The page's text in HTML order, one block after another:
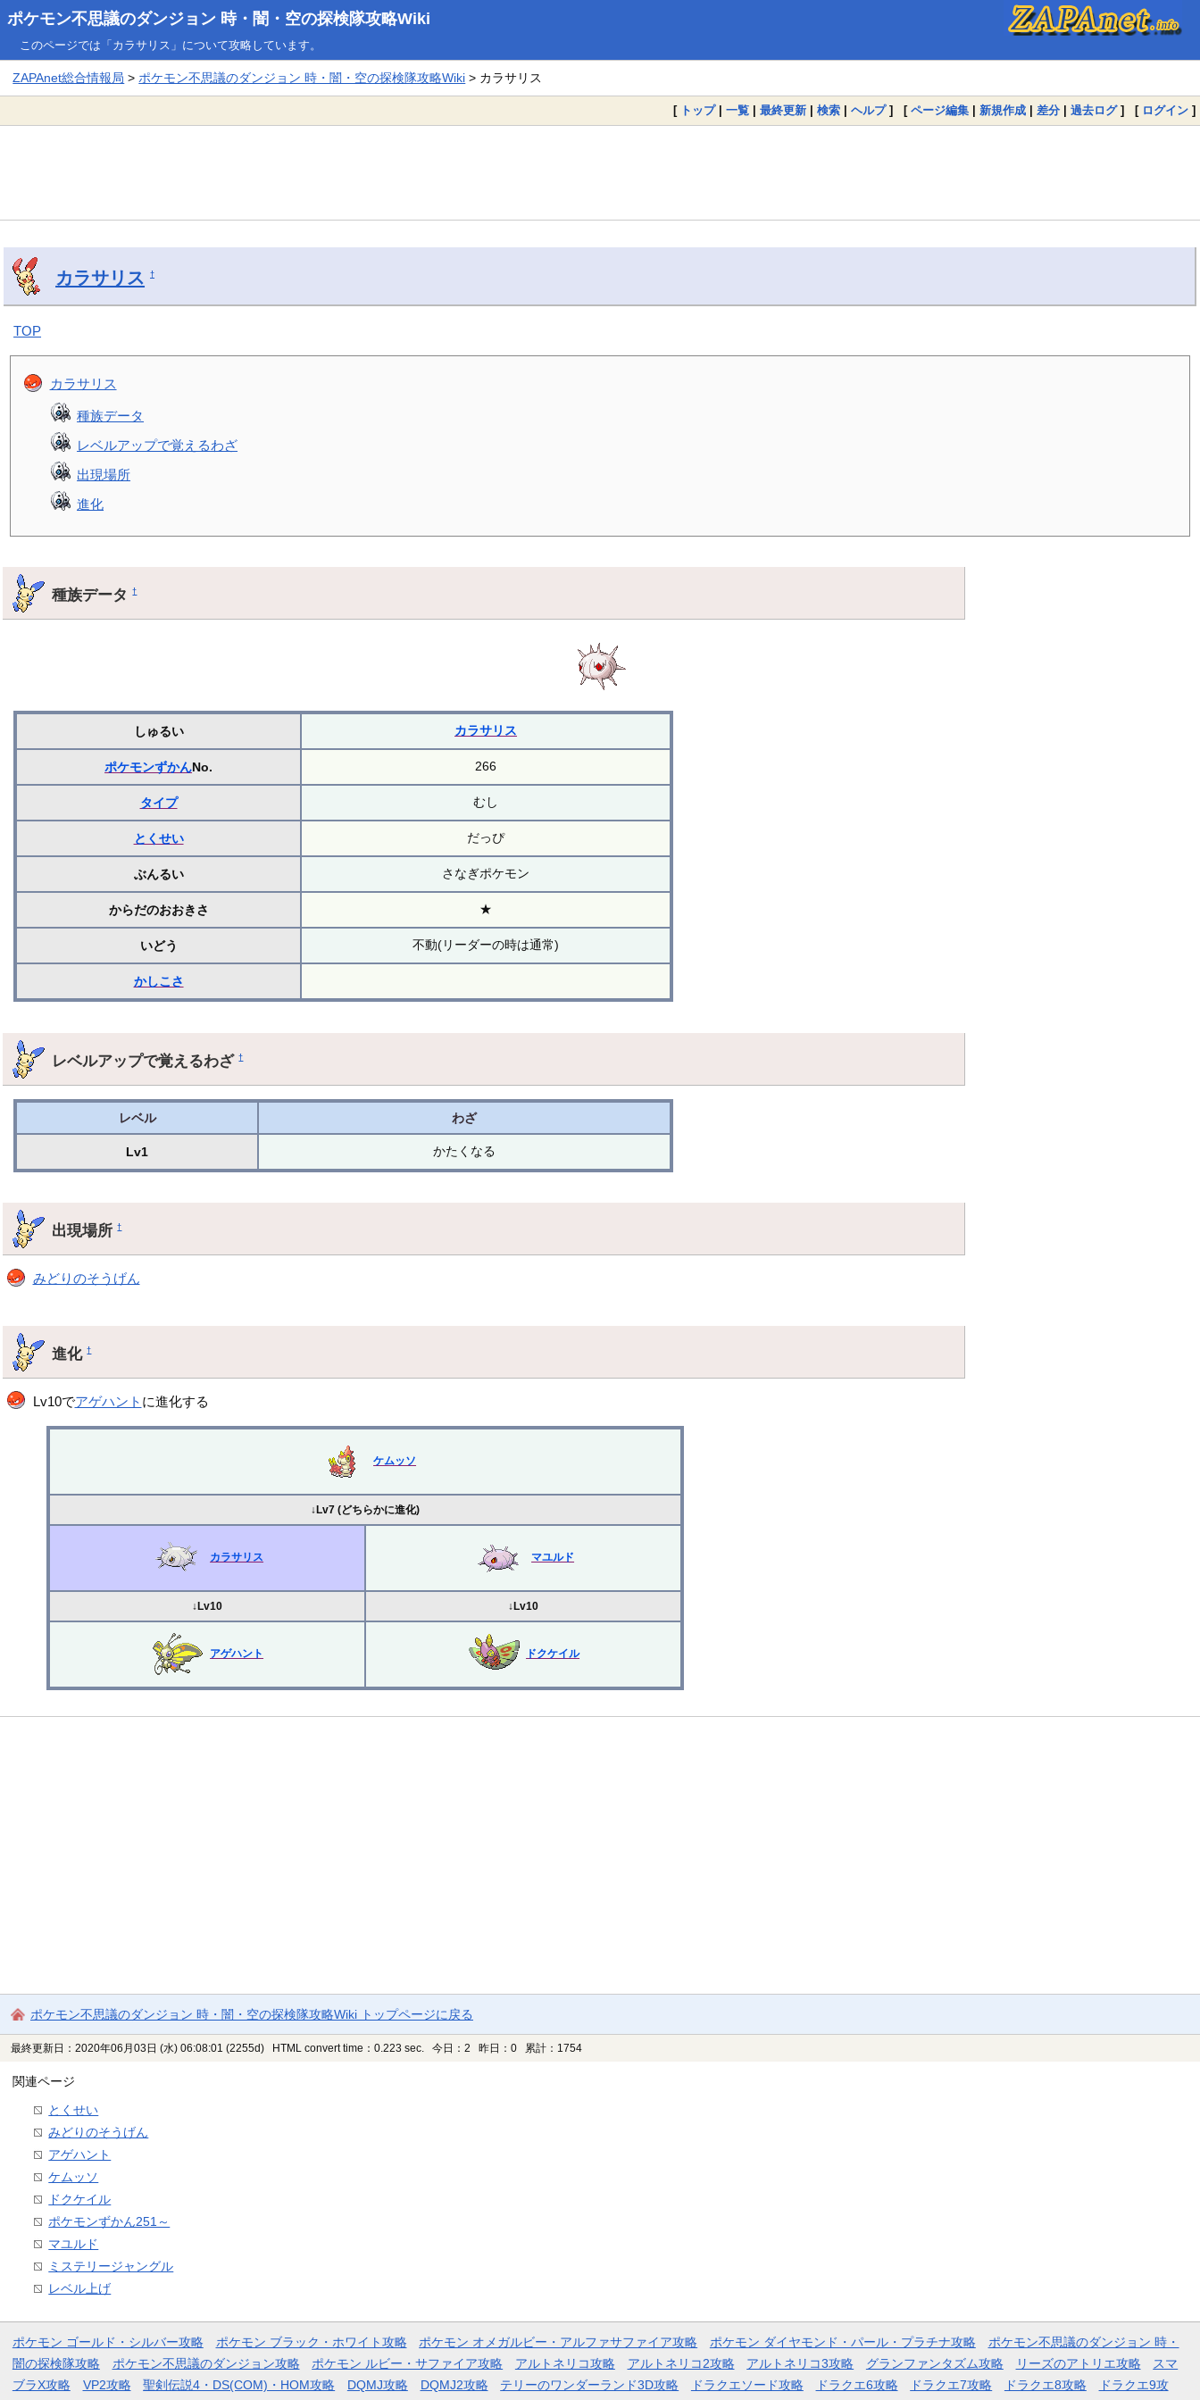
ポケモン不思議のダンジョン 時・闇・空の探検隊攻略Wiki
このページでは「カラサリス」について攻略しています。
ZAPAnet総合情報局 >ポケモン不思議のダンジョン 時・闇・空の探検隊攻略Wiki > カラサリス
[ トップ| 一覧 | 最終更新 | 検索 | ヘルプ] [ ページ編集 | 新規作成 | 差分 | 過去ログ] [ ログイン ]
カラサリス †
TOP
カラサリス
種族データ
レベルアップで覚えるわざ
出現場所
進化
種族データ†
しゅるい カラサリス
ポケモンずかんNo. 266
タイプ むし
とくせい だっぴ
ぶんるい さなぎポケモン
からだのおおきさ ★
いどう 不動(リーダーの時は通常)
かしこさ
レベルアップで覚えるわざ†
レベル わざ
Lv1 かたくなる
出現場所†
みどりのそうげん
進化†
Lv10でアゲハント に進化する
ケムッソ
↓Lv7 (どちらかに進化)
カラサリス マユルド
↓Lv10 ↓Lv10
アゲハント ドクケイル
ポケモン不思議のダンジョン 時・闇・空の探検隊攻略Wiki トップページに戻る
最終更新日：2020年06月03日 (水) 06:08:01 (2255d) HTML convert time：0.223 sec. 今日：2 昨日：0 累計：1754
関連ページ
とくせい
みどりのそうげん
アゲハント
ケムッソ
ドクケイル
ポケモンずかん251～
マユルド
ミステリージャングル
レベル上げ
ポケモン ゴールド・シルバー攻略 ポケモン ブラック・ホワイト攻略 ポケモン オメガルビー・アルファサファイア攻略 ポケモン ダイヤモンド・パール・プラチナ攻略
ポケモン不思議のダンジョン 時・
闇の探検隊攻略
ポケモン不思議のダンジョン攻略 ポケモン ルビー・サファイア攻略 アルトネリコ攻略 アルトネリコ2攻略 アルトネリコ3攻略 グランファンタズム攻略 リーズのアトリエ攻略
スマ
ブラX攻略
VP2攻略 聖剣伝説4・DS(COM)・HOM攻略 DQMJ攻略 DQMJ2攻略 テリーのワンダーランド3D攻略 ドラクエソード攻略 ドラクエ6攻略 ドラクエ7攻略 ドラクエ8攻略
ドラクエ9攻